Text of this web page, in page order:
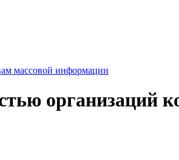
массовой информации
организаций